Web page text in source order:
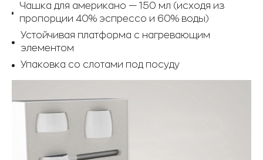
Чашка для американо — 150 мл (исходя из
пропорции 40% эспрессо и 60% воды)
Устойчивая платформа с нагревающим
элементом
Упаковка со слотами под посуду